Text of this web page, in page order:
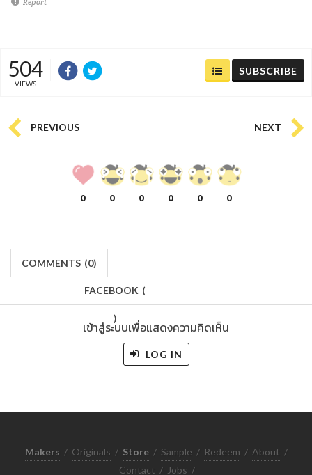
Report
504
VIEWS
SUBSCRIBE
PREVIOUS NEXT
0 0 0 0 0 0
COMMENTS (0)
FACEBOOK (
)
เข้าสู่ระบบเพื่อแสดงความคิดเห็น
LOG IN
Makers / Originals / Store / Sample / Redeem / About /
Contact / Jobs /